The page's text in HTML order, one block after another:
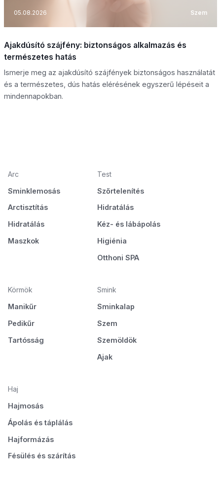
05.08.2026 Szem
Ajakdúsító szájfény: biztonságos alkalmazás és
természetes hatás
Ismerje meg az ajakdúsító szájfények biztonságos használatát
és a természetes, dús hatás elérésének egyszerű lépéseit a
mindennapokban.
Arc
Sminklemosás
Arctisztítás
Hidratálás
Maszkok
Test
Szőrtelenítés
Hidratálás
Kéz- és lábápolás
Higiénia
Otthoni SPA
Körmök
Manikűr
Pedikűr
Tartósság
Smink
Sminkalap
Szem
Szemöldök
Ajak
Haj
Hajmosás
Ápolás és táplálás
Hajformázás
Fésülés és szárítás